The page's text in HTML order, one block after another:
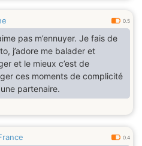
0.5
pas m’ennuyer. Je fais de
j’adore me balader et
et le mieux c’est de
ces moments de complicité
partenaire.
0.4